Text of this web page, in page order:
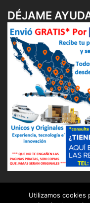
DÉJAME
Utilizamos cookies